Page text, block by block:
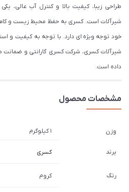
طراحی زیبا، کیفیت بالا و کنترل آب عالی،
شیرآلات است. کسری به حفظ محیط زیست و
خود توجه ویژه ای دارد. با توجه به کیفیت و
داده است.
مشخصات محصول
وزن 1 کیلوگرم
برند کسری
رنگ کروم